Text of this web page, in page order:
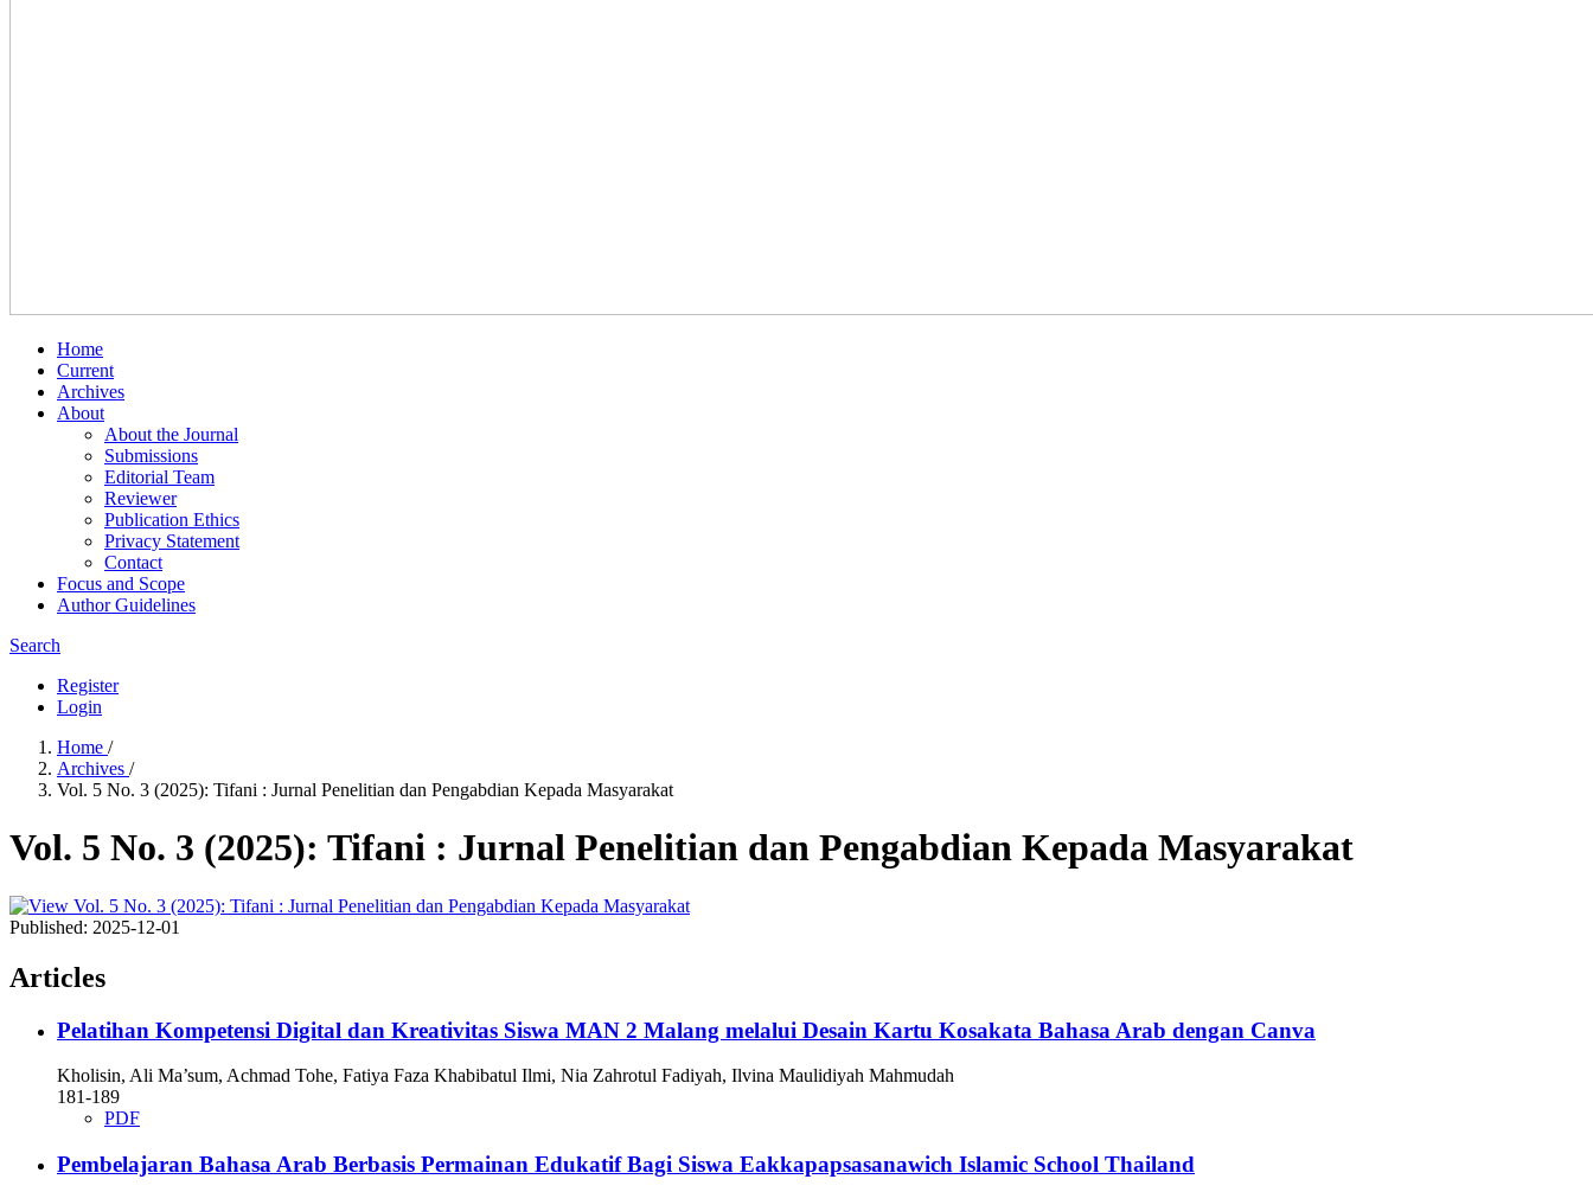
Home
Current
Archives
About
About the Journal
Submissions
Editorial Team
Reviewer
Publication Ethics
Privacy Statement
Contact
Focus and Scope
Author Guidelines
Search
Register
Login
Home /
Archives /
Vol. 5 No. 3 (2025): Tifani : Jurnal Penelitian dan Pengabdian Kepada Masyarakat
Vol. 5 No. 3 (2025): Tifani : Jurnal Penelitian dan Pengabdian Kepada Masyarakat
Published: 2025-12-01
Articles
Pelatihan Kompetensi Digital dan Kreativitas Siswa MAN 2 Malang melalui Desain Kartu Kosakata Bahasa Arab dengan Canva
Kholisin, Ali Ma’sum, Achmad Tohe, Fatiya Faza Khabibatul Ilmi, Nia Zahrotul Fadiyah, Ilvina Maulidiyah Mahmudah
181-189
PDF
Pembelajaran Bahasa Arab Berbasis Permainan Edukatif Bagi Siswa Eakkapapsasanawich Islamic School Thailand